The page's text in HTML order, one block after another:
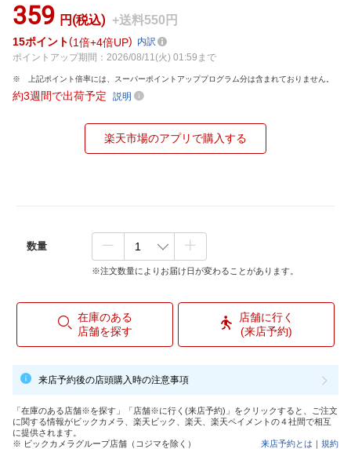
359 円(税込) +送料550円
15ポイント 1倍 4倍UP
内訳
ポイントアップ期間：2026/08/11(火) 01:59まで
上記ポイント倍率には、スーパーポイントアッププログラム分は含まれておりません。
約3週間で出荷予定 説明
楽天市場のアプリで購入する
数量
※注文数量によりお届け日が変わることがあります。
在庫のある
店舗を探す
店舗に行く
(来店予約)
来店予約後の店頭購入時の注意事項
「在庫のある店舗※を探す」「店舗※に行く(来店予約)」をクリックすると、ご注文
に関する情報がビックカメラ、楽天ビック、楽天、楽天ペイメントの４社間で相互
に提供されます。
※ ビックカメラグループ店舗（コジマを除く）
来店予約とは ｜ 規約